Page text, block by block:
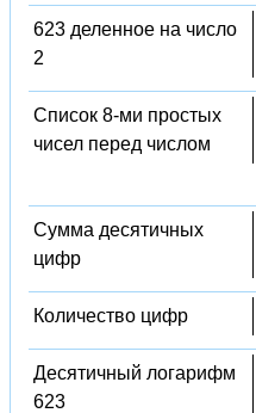
623 деленное на число
2
Список 8-ми простых
чисел перед числом
Сумма десятичных
цифр
Количество цифр
Десятичный логарифм
623